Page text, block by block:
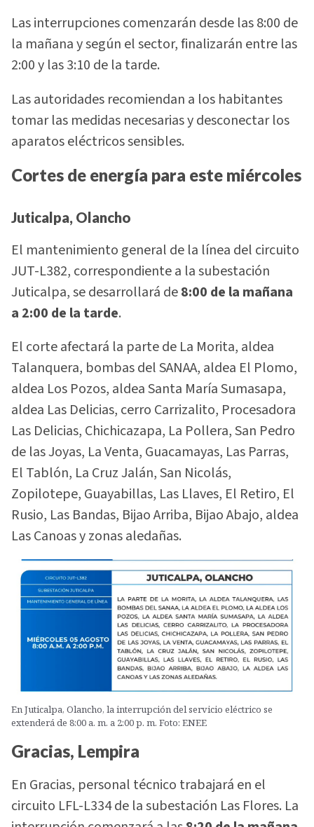
Las interrupciones comenzarán desde las 8:00 de
la mañana y según el sector, finalizarán entre las
2:00 y las 3:10 de la tarde.
Las autoridades recomiendan a los habitantes
tomar las medidas necesarias y desconectar los
aparatos eléctricos sensibles.
Cortes de energía para este miércoles
Juticalpa, Olancho
El mantenimiento general de la línea del circuito
JUT-L382, correspondiente a la subestación
Juticalpa, se desarrollará de8:00 de la mañana
a 2:00 de la tarde.
El corte afectará la parte de La Morita, aldea
Talanquera, bombas del SANAA, aldea El Plomo,
aldea Los Pozos, aldea Santa María Sumasapa,
aldea Las Delicias, cerro Carrizalito, Procesadora
Las Delicias, Chichicazapa, La Pollera, San Pedro
de las Joyas, La Venta, Guacamayas, Las Parras,
El Tablón, La Cruz Jalán, San Nicolás,
Zopilotepe, Guayabillas, Las Llaves, El Retiro, El
Rusio, Las Bandas, Bijao Arriba, Bijao Abajo, aldea
Las Canoas y zonas aledañas.
En Juticalpa, Olancho, la interrupción del servicio eléctrico se
extenderá de 8:00 a. m. a 2:00 p. m. Foto: ENEE
Gracias, Lempira
En Gracias, personal técnico trabajará en el
circuito LFL-L334 de la subestación Las Flores. La